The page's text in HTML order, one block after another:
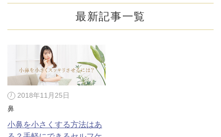
最新記事一覧
2018年11月25日
鼻
小鼻を小さくする方法はあ